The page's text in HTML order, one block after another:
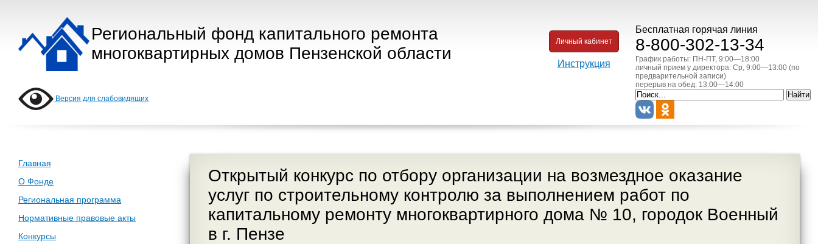
Региональный фонд капитального ремонта
многоквартирных домов Пензенской области
Бесплатная горячая линия
8-800-302-13-34
График работы: ПН-ПТ, 9:00—18:00
личный прием у директора: Ср, 9:00—13:00 (по
предварительной записи)
перерыв на обед: 13:00—14:00
Личный кабинет
Инструкция
Версия для слабовидящих
Главная
О Фонде
Региональная программа
Нормативные правовые акты
Конкурсы
Открытый конкурс по отбору организации на возмездное оказание
услуг по строительному контролю за выполнением работ по
капитальному ремонту многоквартирного дома № 10, городок Военный
в г. Пензе